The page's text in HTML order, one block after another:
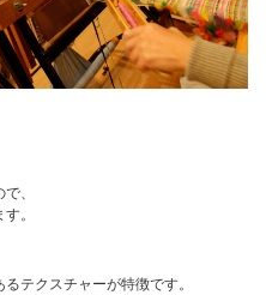
、
。
テクスチャーが特徴です。